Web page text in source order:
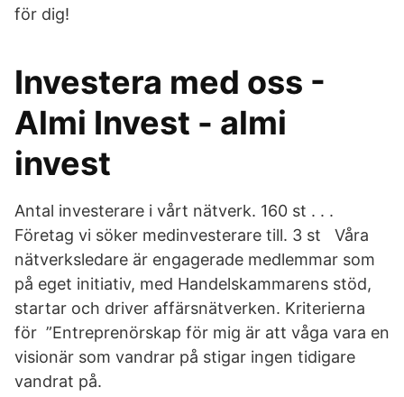
för dig!
Investera med oss -
Almi Invest - almi
invest
Antal investerare i vårt nätverk. 160 st . . .
Företag vi söker medinvesterare till. 3 st Våra
nätverksledare är engagerade medlemmar som
på eget initiativ, med Handelskammarens stöd,
startar och driver affärsnätverken. Kriterierna
för ”Entreprenörskap för mig är att våga vara en
visionär som vandrar på stigar ingen tidigare
vandrat på.